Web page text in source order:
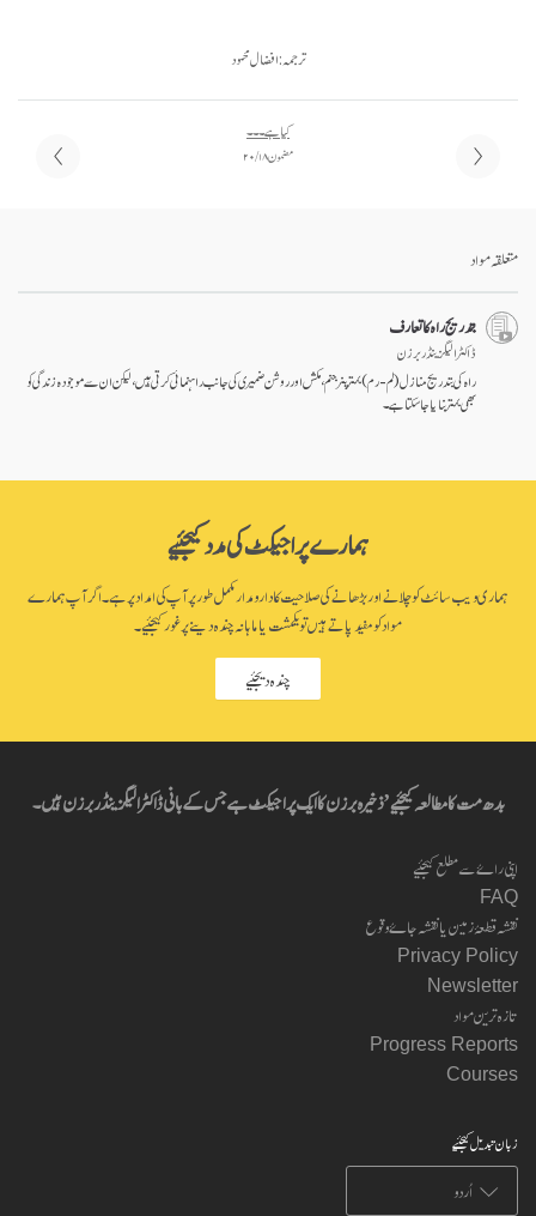
ترجمہ: افضال محمود
کیا ہے ۔۔۔
مضمون ۱۸ / ۲۰
متعلقہ مواد
بتدریج راہ کا تعارف
ڈاکٹر الیگزینڈر برزن
راہ کی بتدریج منازل (لم- رم) بہتر پنر جنم، مکش اور روشن ضمیری کی جانب راہنمائی کرتی ہیں، لیکن ان سے موجودہ زندگی کو
بھی بہتر بنایا جا سکتا ہے۔
ہمارے پراجیکٹ کی مدد کیجئیے
ہماری ویب سائٹ کو چلانے اور بڑھانے کی صلاحیت کا دارومدار مکمل طور پر آپ کی امداد پر ہے۔ اگر آپ ہمارے
مواد کو مفید پاتے ہیں تو یکمشت یا ماہانہ چندہ دینے پر غور کیجئیے۔
چندہ دیجئیے
بدھ مت کا مطالعہ کیجئیے’ ذخیرہ برزن کا ایک پراجیکٹ ہے جس کے بانی ڈاکٹر الیگزینڈر برزن ہیں۔
اپنی راۓ سے مطلع کیجئیے
FAQ
نقشہ قطعۂ زمین یا نقشہ جاۓ وقوع
Privacy Policy
Newsletter
تازہ ترین مواد
Progress Reports
Courses
زبان تبدیل کیجئیے